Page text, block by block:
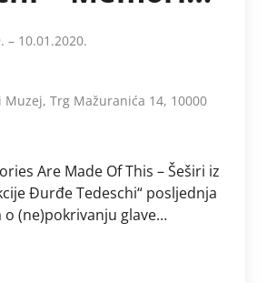
Of This
– 10.01.2020.
Muzej, Trg Mažuranića 14, 10000
Tedeschi“ posljednja
o (ne)pokrivanju glave